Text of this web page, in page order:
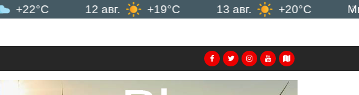
12 авг. +19°C 13 авг. +20°C Минск